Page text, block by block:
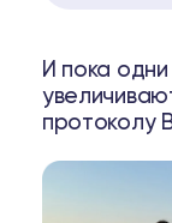
И пока
протоколу